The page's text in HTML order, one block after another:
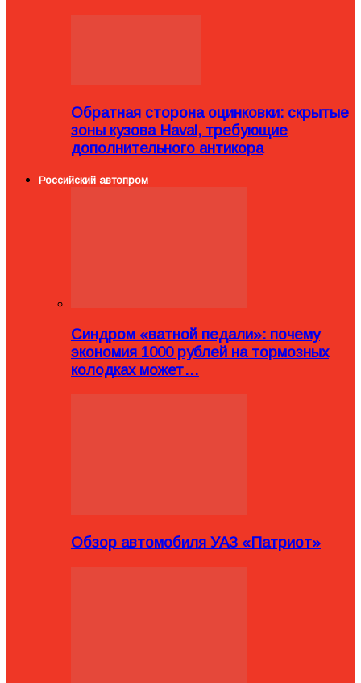
Обратная сторона оцинковки: скрытые
зоны кузова Haval, требующие
дополнительного антикора
Российский автопром
Синдром «ватной педали»: почему
экономия 1000 рублей на тормозных
колодках может…
Обзор автомобиля УАЗ «Патриот»